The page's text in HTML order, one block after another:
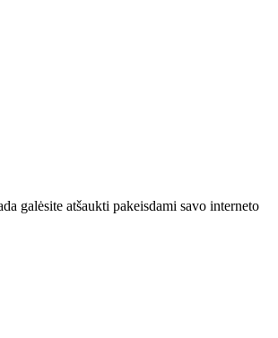
galėsite atšaukti pakeisdami savo interneto